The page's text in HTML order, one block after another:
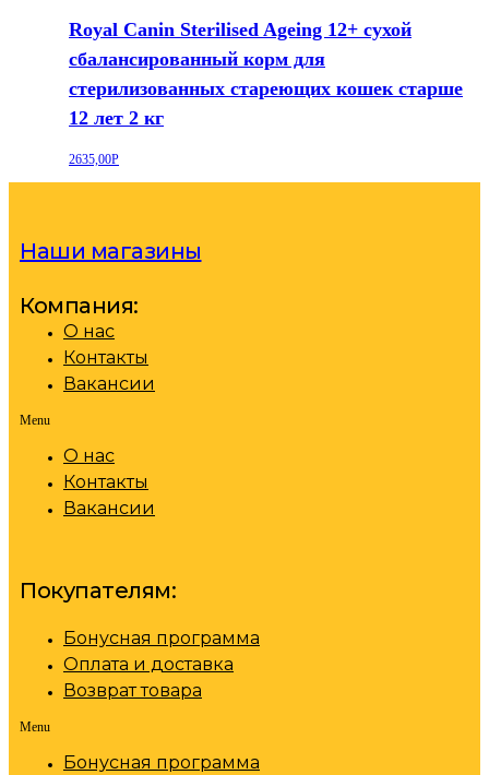
Royal Canin Sterilised Ageing 12+ сухой
сбалансированный корм для
стерилизованных стареющих кошек старше
12 лет 2 кг
2635,00Р
Наши магазины
Компания:
О нас
Контакты
Вакансии
Menu
О нас
Контакты
Вакансии
Покупателям:
Бонусная программа
Оплата и доставка
Возврат товара
Menu
Бонусная программа